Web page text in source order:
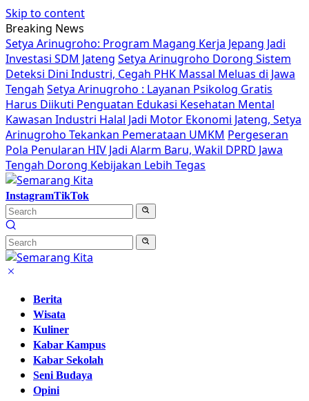
Skip to content
Breaking News
Setya Arinugroho: Program Magang Kerja Jepang Jadi
Investasi SDM Jateng Setya Arinugroho Dorong Sistem
Deteksi Dini Industri, Cegah PHK Massal Meluas di Jawa
Tengah Setya Arinugroho : Layanan Psikolog Gratis
Harus Diikuti Penguatan Edukasi Kesehatan Mental
Kawasan Industri Halal Jadi Motor Ekonomi Jateng, Setya
Arinugroho Tekankan Pemerataan UMKM Pergeseran
Pola Penularan HIV Jadi Alarm Baru, Wakil DPRD Jawa
Tengah Dorong Kebijakan Lebih Tegas
InstagramTikTok
Berita
Wisata
Kuliner
Kabar Kampus
Kabar Sekolah
Seni Budaya
Opini